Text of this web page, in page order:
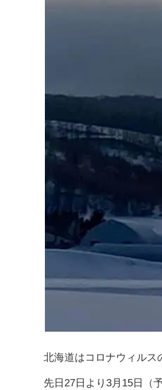
北海道はコロナウィルス
先日27日より3月15日（